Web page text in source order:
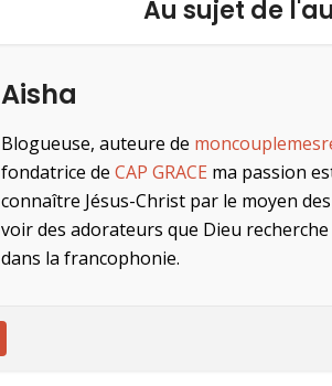
Au sujet de
Aisha
Blogueuse, auteure de
fondatrice de CAP GRACE ma passion
connaître Jésus-Christ par le moyen
voir des adorateurs que Dieu
dans la francophonie.